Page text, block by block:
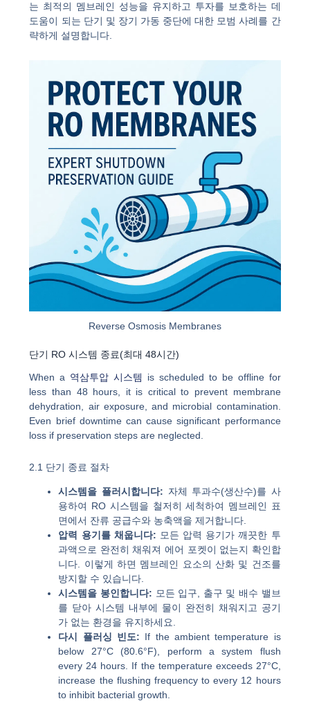
는 최적의 멤브레인 성능을 유지하고 투자를 보호하는 데
도움이 되는 단기 및 장기 가동 중단에 대한 모범 사례를 간
략하게 설명합니다.
Reverse Osmosis Membranes
단기 RO 시스템 종료(최대 48시간)
When a 역삼투압 시스템
is scheduled to be offline for
less than 48 hours, it is critical to prevent membrane
dehydration, air exposure, and microbial contamination.
Even brief downtime can cause significant performance
loss if preservation steps are neglected.
2.1 단기 종료 절차
시스템을 플러시합니다: 자체 투과수(생산수)를 사
용하여 RO 시스템을 철저히 세척하여 멤브레인 표
면에서 잔류 공급수와 농축액을 제거합니다.
압력 용기를 채웁니다: 모든 압력 용기가 깨끗한 투
과액으로 완전히 채워져 에어 포켓이 없는지 확인합
니다. 이렇게 하면 멤브레인 요소의 산화 및 건조를
방지할 수 있습니다.
시스템을 봉인합니다: 모든 입구, 출구 및 배수 밸브
를 닫아 시스템 내부에 물이 완전히 채워지고 공기
가 없는 환경을 유지하세요.
다시 플러싱 빈도: If the ambient temperature is
below 27°C (80.6°F), perform a system flush
every 24 hours. If the temperature exceeds 27°C,
increase the flushing frequency to every 12 hours
to inhibit bacterial growth.